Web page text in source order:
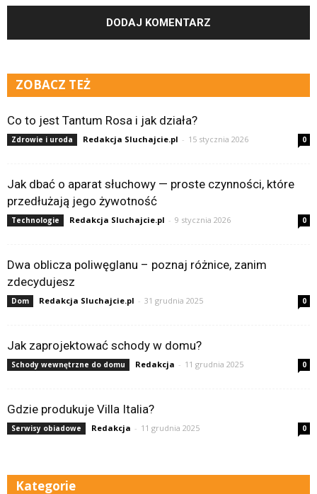
ZOBACZ TEŻ
Co to jest Tantum Rosa i jak działa?
Zdrowie i uroda Redakcja Sluchajcie.pl - 15 stycznia 2026 0
Jak dbać o aparat słuchowy — proste czynności, które
przedłużają jego żywotność
Technologie Redakcja Sluchajcie.pl - 9 stycznia 2026 0
Dwa oblicza poliwęglanu – poznaj różnice, zanim
zdecydujesz
Dom Redakcja Sluchajcie.pl - 31 grudnia 2025 0
Jak zaprojektować schody w domu?
Schody wewnętrzne do domu Redakcja - 11 grudnia 2025 0
Gdzie produkuje Villa Italia?
Serwisy obiadowe Redakcja - 11 grudnia 2025 0
Kategorie